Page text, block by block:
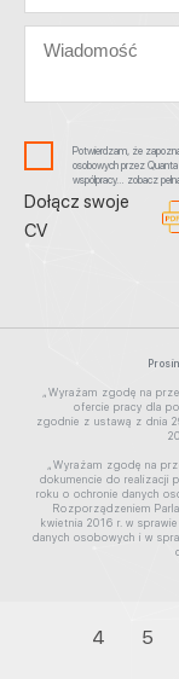
Potwierdzam, że
osobowych przez
współpracy… zobacz
Dołącz swoje
CV
„Wyrażam zgodę na
ofercie pracy dla
zgodnie z ustawą z dnia
„Wyrażam zgodę na
dokumencie do realizacji
roku o ochronie danych
Rozporządzeniem
kwietnia 2016 r. w
danych osobowych i w
4 5